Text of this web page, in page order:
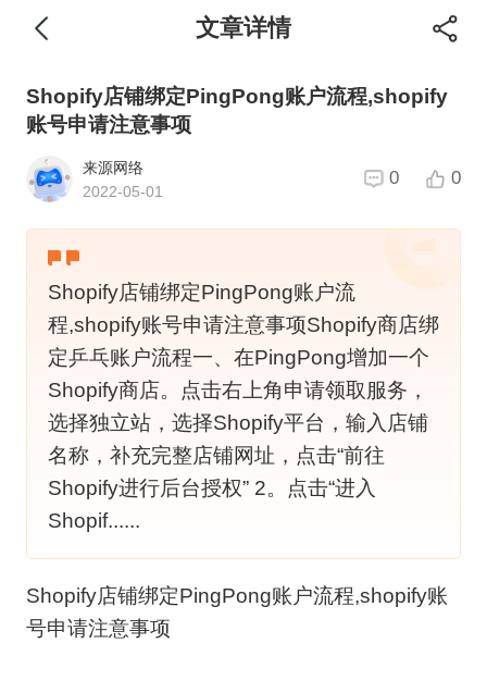
文章详情
Shopify店铺绑定PingPong账户流程,shopify
账号申请注意事项
来源网络
2022-05-01
0 0
Shopify店铺绑定PingPong账户流
程,shopify账号申请注意事项Shopify商店绑
定乒乓账户流程一、在PingPong增加一个
Shopify商店。点击右上角申请领取服务，
选择独立站，选择Shopify平台，输入店铺
名称，补充完整店铺网址，点击“前往
Shopify进行后台授权” 2。点击“进入
Shopif......
Shopify店铺绑定PingPong账户流程,shopify账
号申请注意事项